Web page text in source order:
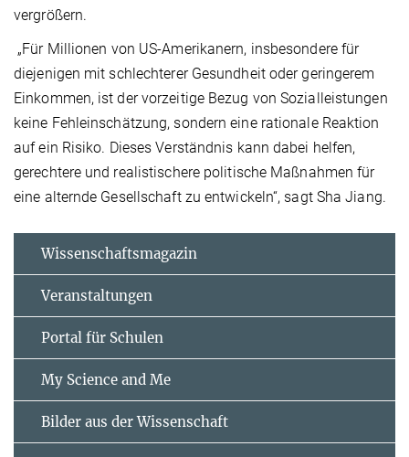
vergrößern.
„Für Millionen von US-Amerikanern, insbesondere für
diejenigen mit schlechterer Gesundheit oder geringerem
Einkommen, ist der vorzeitige Bezug von Sozialleistungen
keine Fehleinschätzung, sondern eine rationale Reaktion
auf ein Risiko. Dieses Verständnis kann dabei helfen,
gerechtere und realistischere politische Maßnahmen für
eine alternde Gesellschaft zu entwickeln“, sagt Sha Jiang.
Wissenschaftsmagazin
Veranstaltungen
Portal für Schulen
My Science and Me
Bilder aus der Wissenschaft